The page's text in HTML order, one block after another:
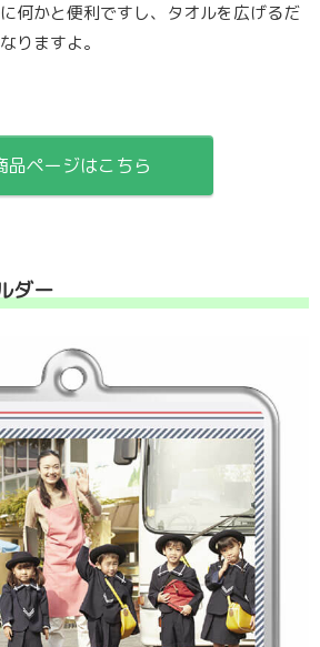
何かと便利ですし、タオルを広げるだ
りますよ。
品ページはこちら
ダー